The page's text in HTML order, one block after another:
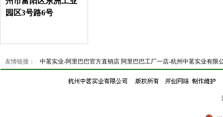
园区3号路6号
友情链接： 中茗实业-阿里巴巴官方直销店 阿里巴巴工厂一店-杭州中茗实业有限